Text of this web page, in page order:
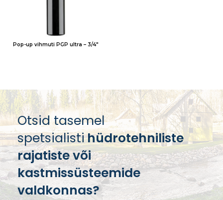
Pop-up vihmuti PGP ultra – 3/4″
Otsid tasemel
spetsialistihüdrotehniliste
rajatiste või
kastmissüsteemide
valdkonnas?